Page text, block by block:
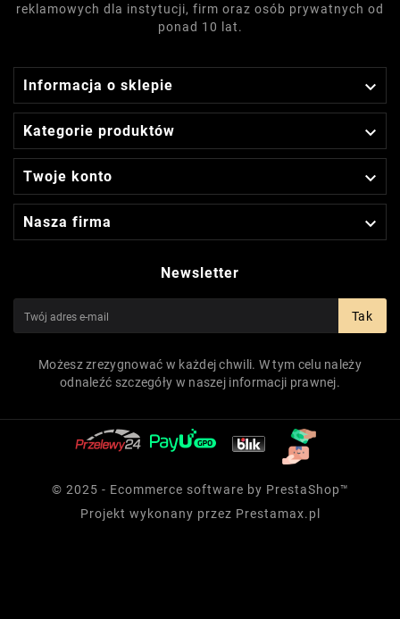
reklamowych dla instytucji, firm oraz osób prywatnych od
ponad 10 lat.
Informacja o sklepie 
Kategorie produktów 
Twoje konto 
Nasza firma 
Newsletter
Tak
Możesz zrezygnować w każdej chwili. W tym celu należy
odnaleźć szczegóły w naszej informacji prawnej.
© 2025 - Ecommerce software by PrestaShop™
Projekt wykonany przez Prestamax.pl